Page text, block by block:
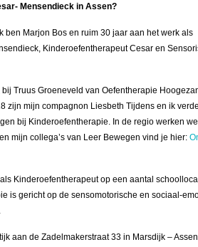
Mensendieck in Assen?
ben Marjon Bos en ruim 30 jaar aan het werk als
Kinderoefentherapeut Cesar en
bij Truus Groeneveld van Oefentherapie
zijn mijn compagnon Liesbeth Tijdens en ik
bij Kinderoefentherapie. In de regio werken
mijn collega’s van Leer Bewegen vind je hier:
Kinderoefentherapeut op een aantal
is gericht op de sensomotorische en sociaal-
aan de Zadelmakerstraat 33 in Marsdijk –